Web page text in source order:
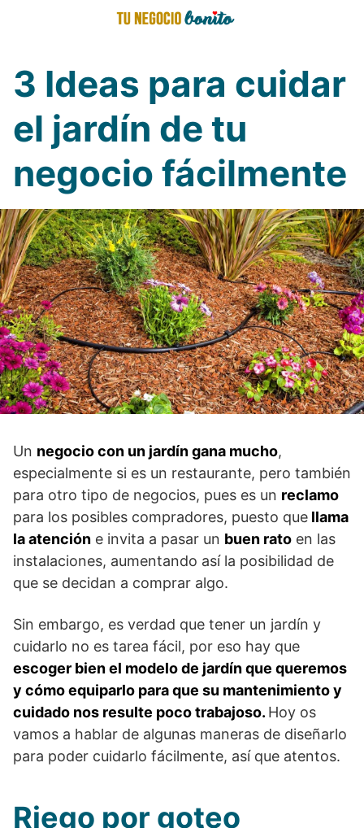
3 Ideas para cuidar
el jardín de tu
negocio fácilmente
Un negocio con un jardín gana mucho,
especialmente si es un restaurante, pero también
para otro tipo de negocios, pues es un reclamo
para los posibles compradores, puesto que llama
la atención e invita a pasar un buen rato en las
instalaciones, aumentando así la posibilidad de
que se decidan a comprar algo.
Sin embargo, es verdad que tener un jardín y
cuidarlo no es tarea fácil, por eso hay que
escoger bien el modelo de jardín que queremos
y cómo equiparlo para que su mantenimiento y
cuidado nos resulte poco trabajoso. Hoy os
vamos a hablar de algunas maneras de diseñarlo
para poder cuidarlo fácilmente, así que atentos.
Riego por goteo